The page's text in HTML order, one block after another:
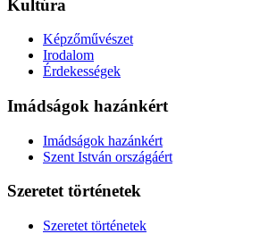
Kultúra
Képzőművészet
Irodalom
Érdekességek
Imádságok hazánkért
Imádságok hazánkért
Szent István országáért
Szeretet történetek
Szeretet történetek